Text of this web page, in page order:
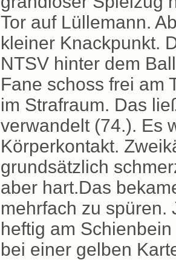
Tor auf Lüllemann.
kleiner Knackpunkt.
NTSV hinter dem
Fane schoss frei am
im Strafraum. Das
verwandelt (74.). Es
Körperkontakt.
grundsätzlich
aber hart.Das
mehrfach zu spüren.
heftig am
bei einer gelben